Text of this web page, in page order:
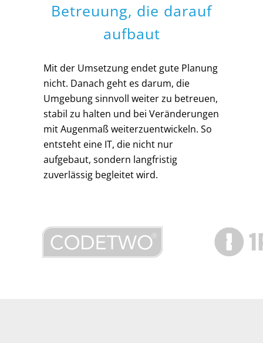
Betreuung, die darauf
aufbaut
Mit der Umsetzung endet gute Planung
nicht. Danach geht es darum, die
Umgebung sinnvoll weiter zu betreuen,
stabil zu halten und bei Veränderungen
mit Augenmaß weiterzuentwickeln. So
entsteht eine IT, die nicht nur
aufgebaut, sondern langfristig
zuverlässig begleitet wird.